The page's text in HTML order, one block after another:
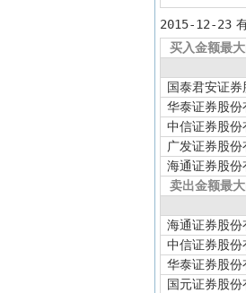
2015-12-23
买入金额最
国泰君安证
华泰证券股份
中信证券股份
广发证券股
海通证券股份
卖出金额最
海通证券股份
中信证券股份
华泰证券股份
国元证券股